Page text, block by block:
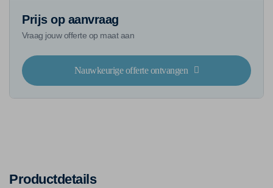
Prijs op aanvraag
Vraag jouw offerte op maat aan
Nauwkeurige offerte ontvangen
Productdetails